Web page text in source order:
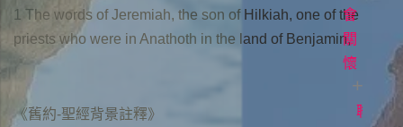
場
聲
明
間
事
項
事
工
日
讀
經
者
會
關
懷
愛
聯
1 The words of Jeremiah, the son of Hilkiah, one of the
priests who were in Anathoth in the land of Benjamin,
《舊約-聖經背景註釋》